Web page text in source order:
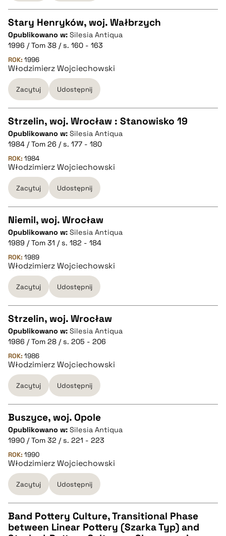
pobierz cytat
CZYSTY TEKST
pobierz cytat
BIBTEX
pobierz cytat
Stary Henryków, woj. Wałbrzych
Opublikowano w: Silesia Antiqua
1996 / Tom 38 / s. 160 - 163
ROK: 1996
Włodzimierz Wojciechowski
Zacytuj Udostępnij
CZYSTY TEKST
pobierz cytat
BIBTEX
pobierz cytat
Strzelin, woj. Wrocław : Stanowisko 19
Opublikowano w: Silesia Antiqua
1984 / Tom 26 / s. 177 - 180
ROK: 1984
Włodzimierz Wojciechowski
Zacytuj Udostępnij
CZYSTY TEKST
pobierz cytat
BIBTEX
pobierz cytat
Niemil, woj. Wrocław
Opublikowano w: Silesia Antiqua
1989 / Tom 31 / s. 182 - 184
ROK: 1989
Włodzimierz Wojciechowski
Zacytuj Udostępnij
CZYSTY TEKST
pobierz cytat
BIBTEX
pobierz cytat
Strzelin, woj. Wrocław
Opublikowano w: Silesia Antiqua
1986 / Tom 28 / s. 205 - 206
ROK: 1986
Włodzimierz Wojciechowski
Zacytuj Udostępnij
CZYSTY TEKST
pobierz cytat
BIBTEX
pobierz cytat
Buszyce, woj. Opole
Opublikowano w: Silesia Antiqua
1990 / Tom 32 / s. 221 - 223
ROK: 1990
Włodzimierz Wojciechowski
Zacytuj Udostępnij
Band Pottery Culture, Transitional Phase
between Linear Pottery (Szarka Typ) and